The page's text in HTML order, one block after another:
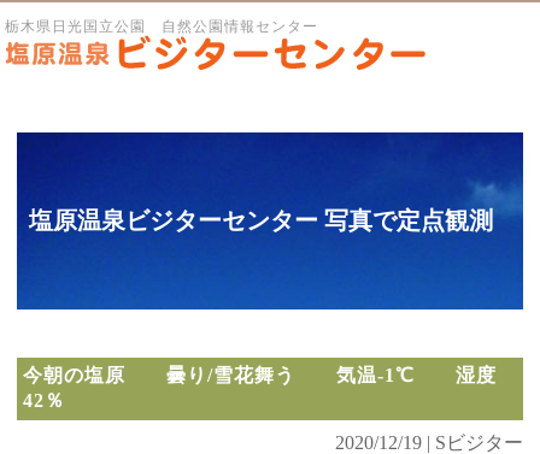
栃木県日光国立公園 自然公園情報センター
塩原温泉ビジターセンター 写真で定点観測
今朝の塩原 曇り/雪花舞う 気温-1℃ 湿度
42％
2020/12/19 | Sビジター